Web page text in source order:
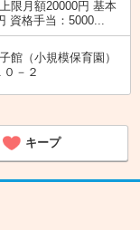
限月額20000円 基本
資格手当：5000...
館（小規模保育園）
－２
キープ